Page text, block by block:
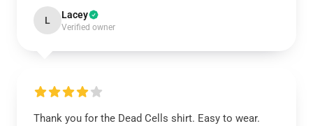
L Lacey
Verified owner
Thank you for the Dead Cells shirt. Easy to wear.